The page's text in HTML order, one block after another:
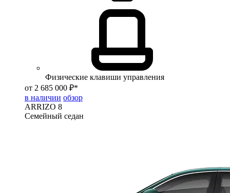
Физические клавиши управления
от 2 685 000 ₽*
в наличии обзор
ARRIZO 8
Семейный седан